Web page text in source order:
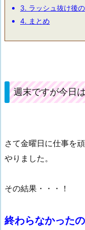
3. ラッシュ抜け後
4. まとめ
週末ですが今日
さて金曜日に仕事を
やりました。
その結果・・・！
終わらなかった